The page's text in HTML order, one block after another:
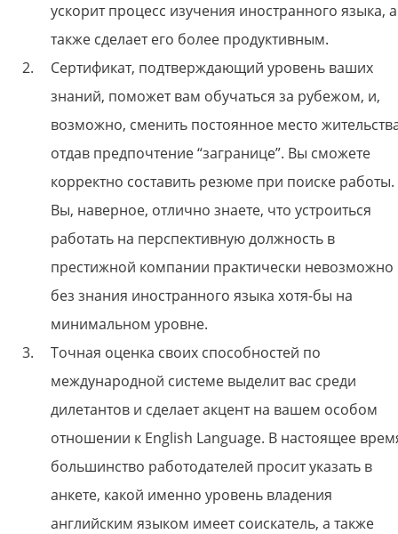
ускорит процесс изучения иностранного языка, а
также сделает его более продуктивным.
Сертификат, подтверждающий уровень ваших
знаний, поможет вам обучаться за рубежом, и,
возможно, сменить постоянное место
отдав предпочтение “загранице”. Вы сможете
корректно составить резюме при поиске работы.
Вы, наверное, отлично знаете, что устроиться
работать на перспективную должность в
престижной компании практически невозможно
без знания иностранного языка хотя-бы на
минимальном уровне.
Точная оценка своих способностей по
международной системе выделит вас среди
дилетантов и сделает акцент на вашем особом
отношении к English Language. В настоящее
большинство работодателей просит указать в
анкете, какой именно уровень владения
английским языком имеет соискатель, а также